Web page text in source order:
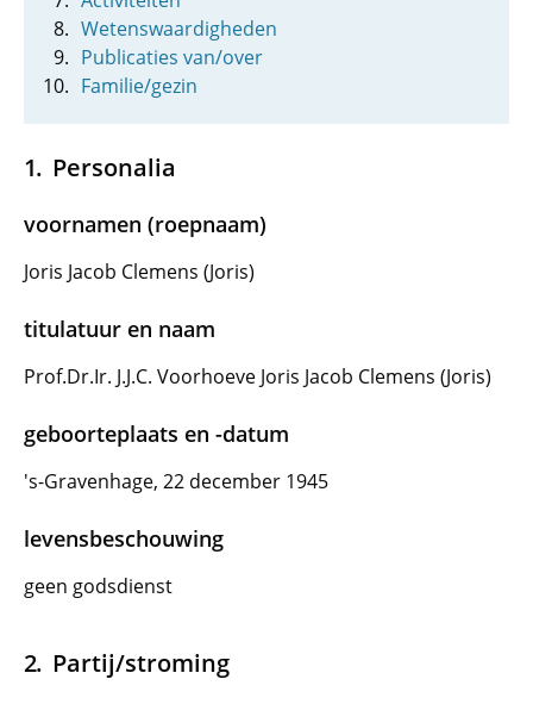
Wetenswaardigheden
Publicaties van/over
Familie/gezin
Personalia
voornamen (roepnaam)
Joris Jacob Clemens (Joris)
titulatuur en naam
Prof.Dr.Ir. J.J.C. Voorhoeve Joris Jacob Clemens (Joris)
geboorteplaats en -datum
's-Gravenhage, 22 december 1945
levensbeschouwing
geen godsdienst
Partij/stroming